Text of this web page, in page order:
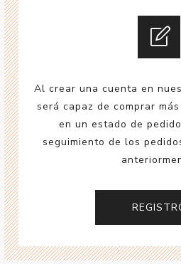
Al crear una cuenta en
será capaz de comprar
en un estado de
seguimiento de los